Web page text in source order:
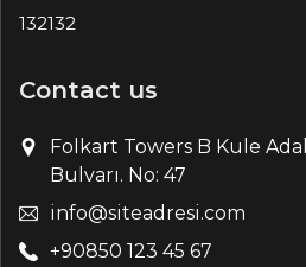
132132
Contact us
Folkart Towers B Kule
Bulvarı. No: 47
info@siteadresi.com
+90850 123 45 67